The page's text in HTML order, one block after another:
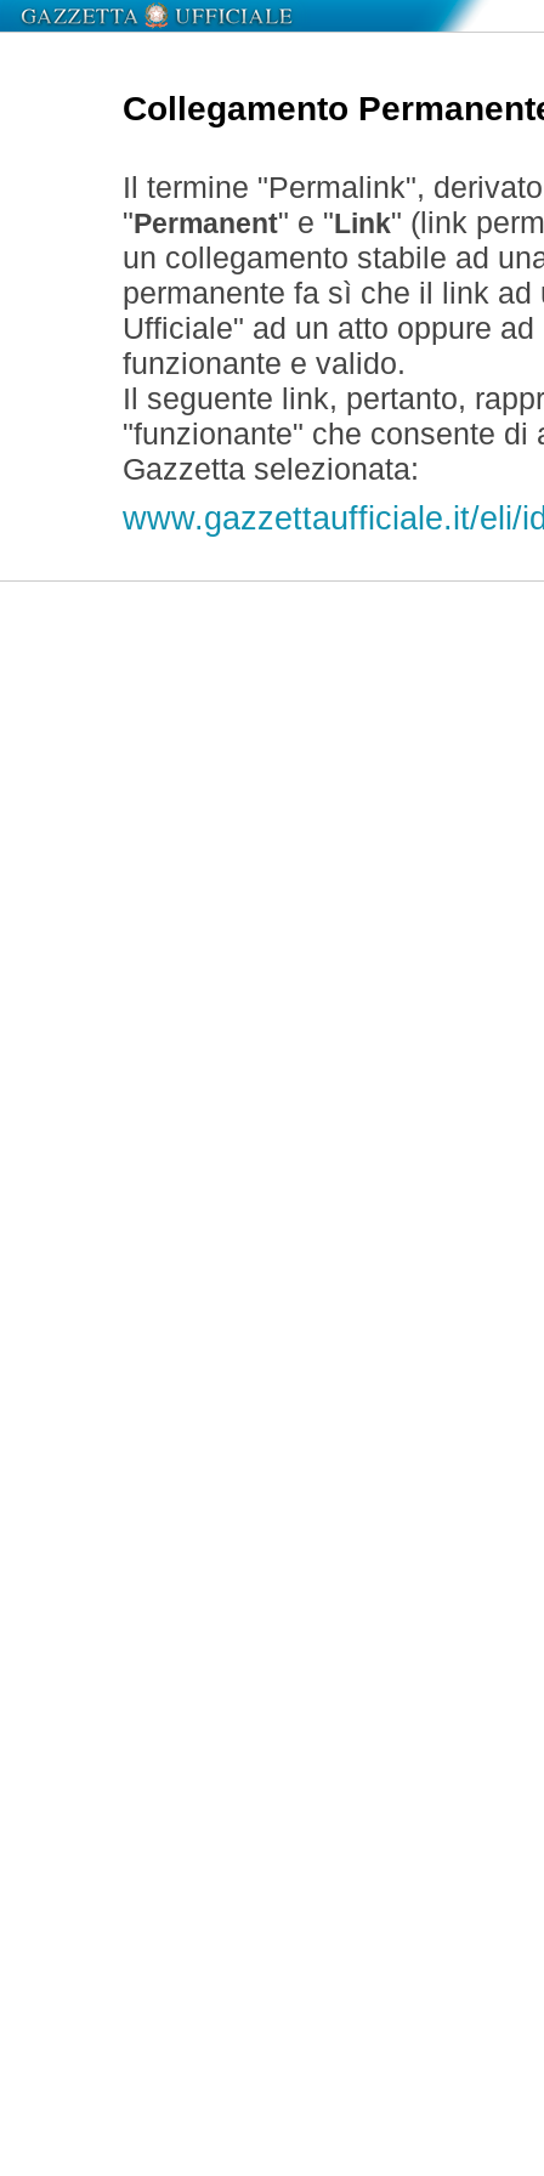
Collegamento
Il termine "Permalink",
" Permanent" e " Link" (link
un collegamento stabile ad
permanente fa sì che il link
Ufficiale" ad un atto oppure
funzionante e valido.
Il seguente link, pertanto,
"funzionante" che consente
Gazzetta selezionata:
www.gazzettaufficiale.it/eli/